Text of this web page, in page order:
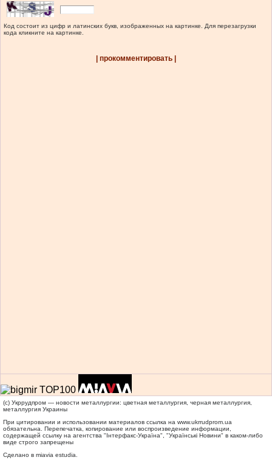
Код состоит из цифр и латинских букв, изображенных на картинке. Для перезагрузки
кода кликните на картинке.
| прокомментировать |
(c) Укррудпром — новости металлургии: цветная металлургия, черная металлургия,
металлургия Украины
При цитировании и использовании материалов ссылка на www.ukrrudprom.ua
обязательна. Перепечатка, копирование или воспроизведение информации,
содержащей ссылку на агентства "Iнтерфакс-Україна", "Українськi Новини" в каком-либо
виде строго запрещены
Сделано в miavia estudia.